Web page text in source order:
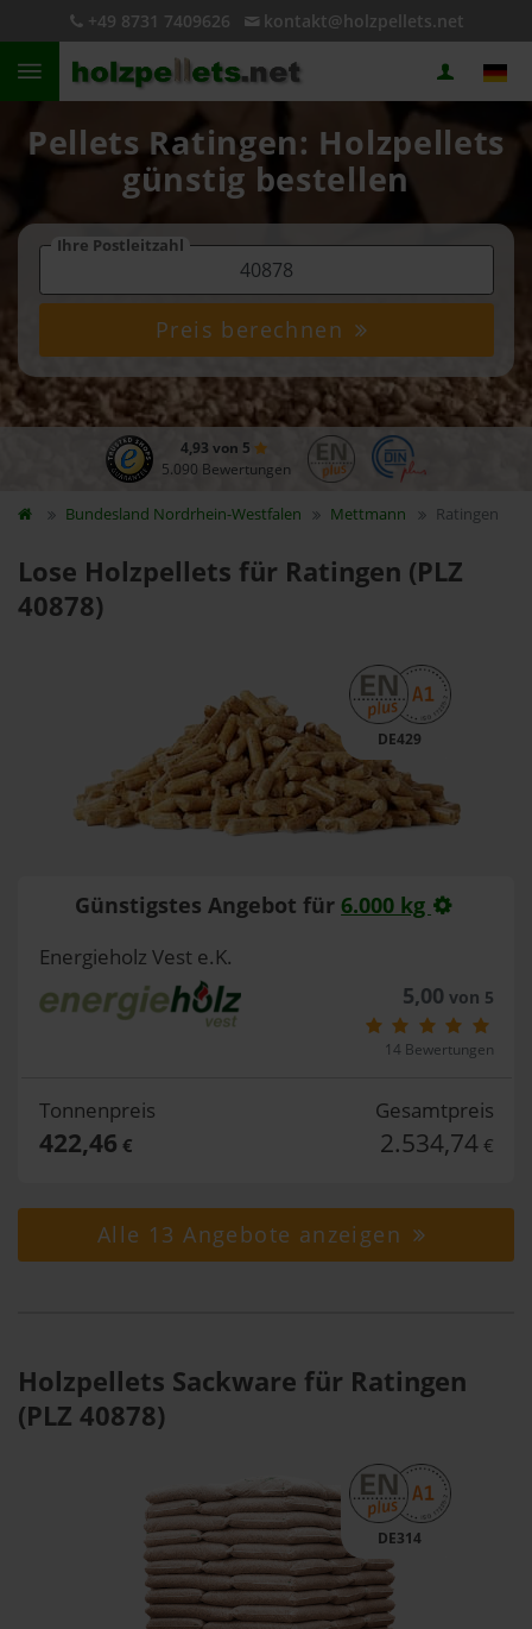
+49 8731 7409626 kontakt@holzpellets.net
Pellets Ratingen: Holzpellets
günstig bestellen
Ihre Postleitzahl
Preis berechnen
4,93 von 5
5.090 Bewertungen
Bundesland Nordrhein-Westfalen Mettmann Ratingen
Lose Holzpellets für Ratingen (PLZ
40878)
DE429
Günstigstes Angebot für 6.000 kg
Energieholz Vest e.K.
5,00 von 5
14 Bewertungen
Tonnenpreis
422,46 €
Gesamtpreis
2.534,74 €
Alle 13 Angebote anzeigen
Holzpellets Sackware für Ratingen
(PLZ 40878)
DE314